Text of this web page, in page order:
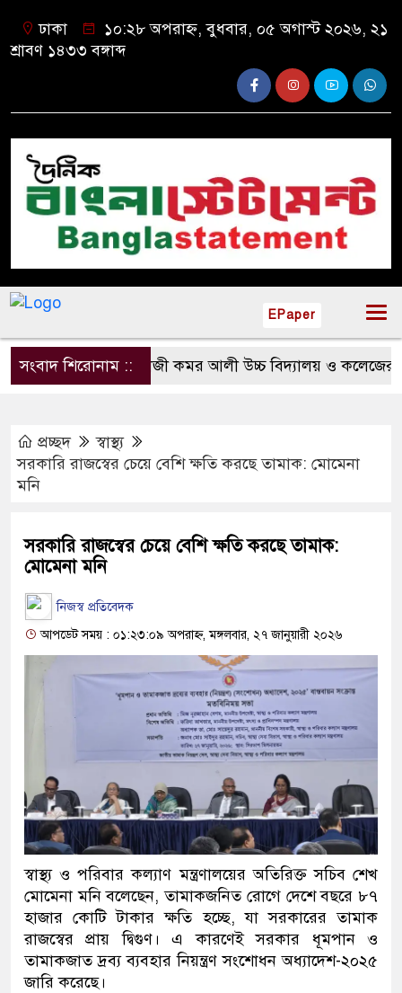
ঢাকা
১০:২৮ অপরাহ্ন, বুধবার, ০৫ অগাস্ট ২০২৬, ২১
শ্রাবণ ১৪৩৩ বঙ্গাব্দ
EPaper
সংবাদ শিরোনাম ::হাজী কমর আলী উচ্চ বিদ্যালয় ও কলেজের
প্রচ্ছদ
স্বাস্থ্য
সরকারি রাজস্বের চেয়ে বেশি ক্ষতি করছে তামাক: মোমেনা
মনি
সরকারি রাজস্বের চেয়ে বেশি ক্ষতি করছে তামাক:
মোমেনা মনি
নিজস্ব প্রতিবেদক
আপডেট সময় : ০১:২৩:০৯ অপরাহ্ন, মঙ্গলবার, ২৭ জানুয়ারী ২০২৬
স্বাস্থ্য ও পরিবার কল্যাণ মন্ত্রণালয়ের অতিরিক্ত সচিব শেখ
মোমেনা মনি বলেছেন, তামাকজনিত রোগে দেশে বছরে ৮৭
হাজার কোটি টাকার ক্ষতি হচ্ছে, যা সরকারের তামাক
রাজস্বের প্রায় দ্বিগুণ। এ কারণেই সরকার ধূমপান ও
তামাকজাত দ্রব্য ব্যবহার নিয়ন্ত্রণ সংশোধন অধ্যাদেশ-২০২৫
জারি করেছে।